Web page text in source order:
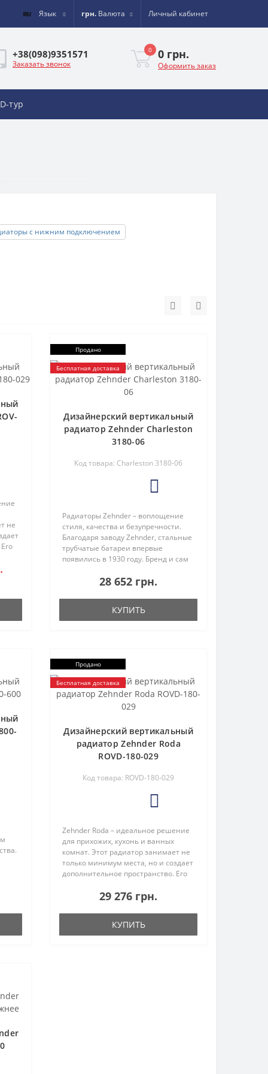
Язык грн. Валюта Личный кабинет
+38(098)9351571
Заказать звонок
0 0 грн.
Оформить заказ
тур
с нижним подключением
не
Продано
Бесплатная доставка
Дизайнерский вертикальный
радиатор Zehnder Charleston
3180-06
Код товара: Charleston 3180-06
4
Радиаторы Zehnder – воплощение
стиля, качества и безупречности.
Благодаря заводу Zehnder, стальные
трубчатые батареи впервые
появились в 1930 году. Бренд и сам
подчеркивает значение выражения
"Made in Germany". Радиа..
28 652 грн.
КУПИТЬ
Продано
Бесплатная доставка
Дизайнерский вертикальный
радиатор Zehnder Roda
ROVD-180-029
Код товара: ROVD-180-029
3
Zehnder Roda – идеальное решение
для прихожих, кухонь и ванных
комнат. Этот радиатор занимает не
только минимум места, но и создает
дополнительное пространство. Его
гармонично сочетается с внешним
29 276 грн.
КУПИТЬ